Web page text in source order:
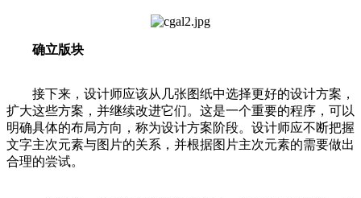
确立版块
接下来，设计师应该从几张图纸中选择更好的设计方案，
扩大这些方案，并继续改进它们。这是一个重要的程序，可以
明确具体的布局方向，称为设计方案阶段。设计师应不断把握
文字主次元素与图片的关系，并根据图片主次元素的需要做出
合理的尝试。